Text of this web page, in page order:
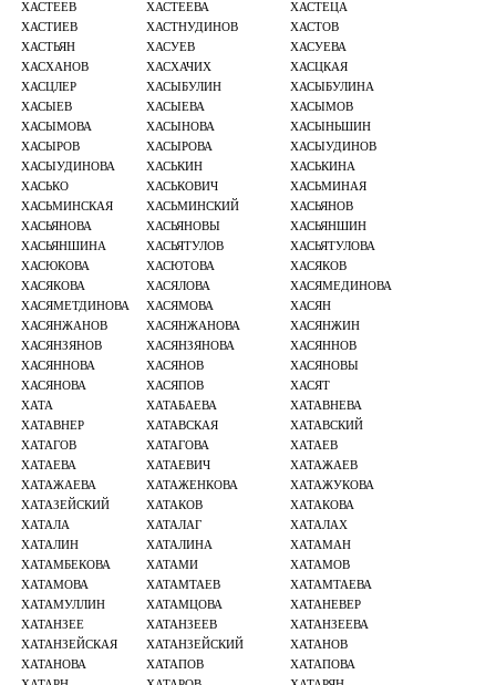
ХАСТЕЕВ
ХАСТЕЕВА
ХАСТЕЦА
ХАСТИЕВ
ХАСТНУДИНОВ
ХАСТОВ
ХАСТЬЯН
ХАСУЕВ
ХАСУЕВА
ХАСХАНОВ
ХАСХАЧИХ
ХАСЦКАЯ
ХАСЦЛЕР
ХАСЫБУЛИН
ХАСЫБУЛИНА
ХАСЫЕВ
ХАСЫЕВА
ХАСЫМОВ
ХАСЫМОВА
ХАСЫНОВА
ХАСЫНЬШИН
ХАСЫРОВ
ХАСЫРОВА
ХАСЫУДИНОВ
ХАСЫУДИНОВА
ХАСЬКИН
ХАСЬКИНА
ХАСЬКО
ХАСЬКОВИЧ
ХАСЬМИНАЯ
ХАСЬМИНСКАЯ
ХАСЬМИНСКИЙ
ХАСЬЯНОВ
ХАСЬЯНОВА
ХАСЬЯНОВЫ
ХАСЬЯНШИН
ХАСЬЯНШИНА
ХАСЬЯТУЛОВ
ХАСЬЯТУЛОВА
ХАСЮКОВА
ХАСЮТОВА
ХАСЯКОВ
ХАСЯКОВА
ХАСЯЛОВА
ХАСЯМЕДИНОВА
ХАСЯМЕТДИНОВА
ХАСЯМОВА
ХАСЯН
ХАСЯНЖАНОВ
ХАСЯНЖАНОВА
ХАСЯНЖИН
ХАСЯНЗЯНОВ
ХАСЯНЗЯНОВА
ХАСЯННОВ
ХАСЯННОВА
ХАСЯНОВ
ХАСЯНОВЫ
ХАСЯНОВА
ХАСЯПОВ
ХАСЯТ
ХАТА
ХАТАБАЕВА
ХАТАВНЕВА
ХАТАВНЕР
ХАТАВСКАЯ
ХАТАВСКИЙ
ХАТАГОВ
ХАТАГОВА
ХАТАЕВ
ХАТАЕВА
ХАТАЕВИЧ
ХАТАЖАЕВ
ХАТАЖАЕВА
ХАТАЖЕНКОВА
ХАТАЖУКОВА
ХАТАЗЕЙСКИЙ
ХАТАКОВ
ХАТАКОВА
ХАТАЛА
ХАТАЛАГ
ХАТАЛАХ
ХАТАЛИН
ХАТАЛИНА
ХАТАМАН
ХАТАМБЕКОВА
ХАТАМИ
ХАТАМОВ
ХАТАМОВА
ХАТАМТАЕВ
ХАТАМТАЕВА
ХАТАМУЛЛИН
ХАТАМЦОВА
ХАТАНЕВЕР
ХАТАНЗЕЕ
ХАТАНЗЕЕВ
ХАТАНЗЕЕВА
ХАТАНЗЕЙСКАЯ
ХАТАНЗЕЙСКИЙ
ХАТАНОВ
ХАТАНОВА
ХАТАПОВ
ХАТАПОВА